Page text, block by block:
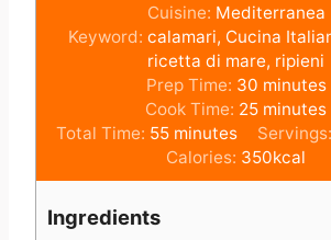
Cuisine: Mediterranea
Keyword:calamari, Cucina
ricetta di mare, ripieni
Prep Time: 30m
i
n
u
t
minutes
Cook Time: 25m
i
n
u
minutes
Total Time: 55m
i
n
minutes Servings:
Calories: 350kcal
Ingredients